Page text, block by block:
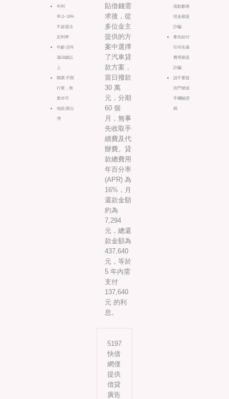
年利
率:2~16%
不超過法
定利率
年齡:須年
滿18歲以
上
職業:不限
行業，無
業亦可
地區:限台
灣
貼借錢需
求後，從
多位金主
提供的方
案中選擇
了汽車貸
款方案，
當日撥款
30 萬
元，分期
60 個
月，無事
先收取手
續費及代
辦費。貸
款總費用
年百分率
(APR) 為
16%，月
還款金額
約為
7,294
元，總還
款金額為
437,640
元，等於
5 年內需
支付
137,640
元 的利
息。
值點數換
現金都是
詐騙
事先給付
任何名義
費用都是
詐騙
請不要提
供門號或
手機驗證
碼
5197
快借
網僅
提供
借貸
廣告